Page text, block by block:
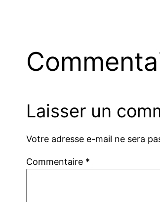
Laisser un
Votre adresse e-mail ne sera
Commentaire *